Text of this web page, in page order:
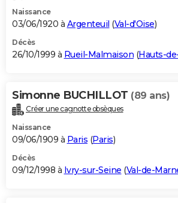
Naissance
03/06/1920 à Argenteuil (Val-d'Oise)
Décès
26/10/1999 à Rueil-Malmaison (Hauts-
Simonne BUCHILLOT (89 ans)
Créer une cagnotte obsèques
Naissance
09/06/1909 à Paris (Paris)
Décès
09/12/1998 à Ivry-sur-Seine (Val-de-